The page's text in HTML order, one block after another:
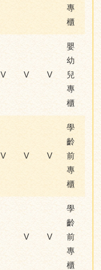
專
櫃
V V V
嬰
幼
兒
專
櫃
V V V
學
齡
前
專
櫃
V V
學
齡
前
專
櫃